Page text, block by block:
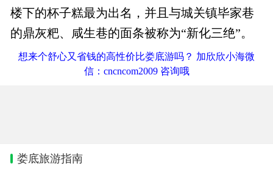
楼下的杯子糕最为出名，并且与城关镇毕家巷
的鼎灰粑、咸生巷的面条被称为“新化三绝”。
想来个舒心又省钱的高性价比娄底游吗？ 加欣欣小海微
信：cncncom2009 咨询哦
娄底旅游指南